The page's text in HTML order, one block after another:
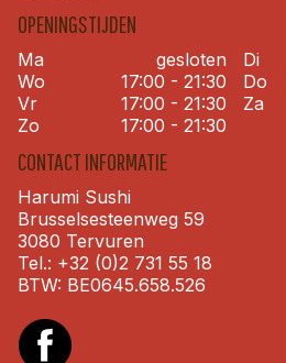
OPENINGSTIJDEN
Ma gesloten Di
Wo
17:00 - 21:30 Do
Vr
17:00 - 21:30 Za
Zo
17:00 - 21:30
CONTACT INFORMATIE
Harumi Sushi
Brusselsesteenweg 59
3080 Tervuren
Tel.: +32 (0)2 731 55 18
BTW: BE0645.658.526